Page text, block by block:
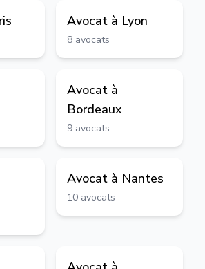
Avocat à Lyon
8 avocats
Avocat à
Bordeaux
9 avocats
Avocat à Nantes
10 avocats